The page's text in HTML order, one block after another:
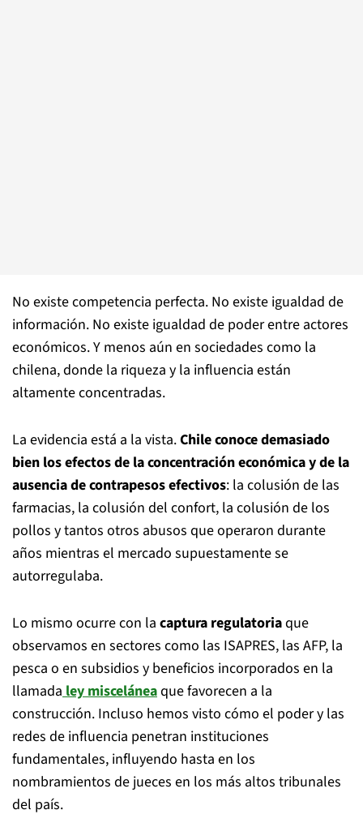
No existe competencia perfecta. No existe igualdad de
información. No existe igualdad de poder entre actores
económicos. Y menos aún en sociedades como la
chilena, donde la riqueza y la influencia están
altamente concentradas.
La evidencia está a la vista.Chile conoce demasiado
bien los efectos de la concentración económica y de la
ausencia de contrapesos efectivos: la colusión de las
farmacias, la colusión del confort, la colusión de los
pollos y tantos otros abusos que operaron durante
años mientras el mercado supuestamente se
autorregulaba.
Lo mismo ocurre con la captura regulatoriaque
observamos en sectores como las ISAPRES, las AFP, la
pesca o en subsidios y beneficios incorporados en la
llamadaley misceláneaque favorecen a la
construcción. Incluso hemos visto cómo el poder y las
redes de influencia penetran instituciones
fundamentales, influyendo hasta en los
nombramientos de jueces en los más altos tribunales
del país.